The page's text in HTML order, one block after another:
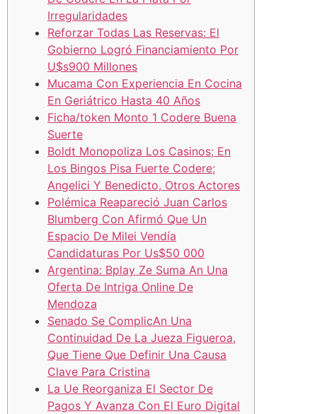
Irregularidades
Reforzar Todas Las Reservas: El
Gobierno Logró Financiamiento Por
U$s900 Millones
Mucama Con Experiencia En Cocina
En Geriátrico Hasta 40 Años
Ficha/token Monto 1 Codere Buena
Suerte
Boldt Monopoliza Los Casinos; En
Los Bingos Pisa Fuerte Codere;
Angelici Y Benedicto, Otros Actores
Polémica Reapareció Juan Carlos
Blumberg Con Afirmó Que Un
Espacio De Milei Vendía
Candidaturas Por Us$50 000
Argentina: Bplay Ze Suma An Una
Oferta De Intriga Online De
Mendoza
Senado Se ComplicAn Una
Continuidad De La Jueza Figueroa,
Que Tiene Que Definir Una Causa
Clave Para Cristina
La Ue Reorganiza El Sector De
Pagos Y Avanza Con El Euro Digital